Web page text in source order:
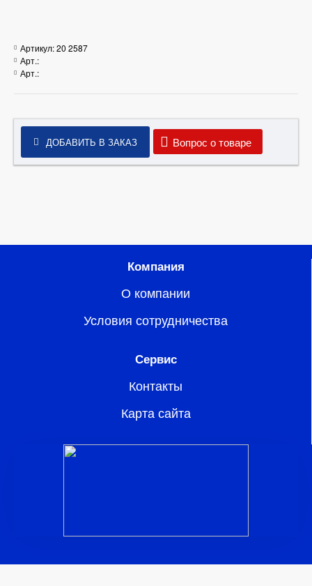
Артикул:20 2587
Арт.:
Арт.:
ДОБАВИТЬ В ЗАКАЗ Вопрос о товаре
Компания
О компании
Условия сотрудничества
Сервис
Контакты
Карта сайта